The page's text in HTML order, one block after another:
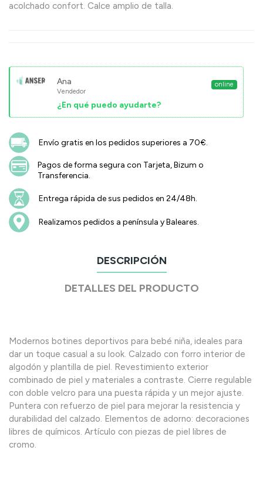
acolchado confort. Calce amplio de talla.
Ana
Vendedor
¿En qué puedo ayudarte?
online
Envío gratis en los pedidos superiores a 70€.
Pagos de forma segura con Tarjeta, Bizum o
Transferencia.
Entrega rápida de sus pedidos en 24/48h.
Realizamos pedidos a península y Baleares.
DESCRIPCIÓN
DETALLES DEL PRODUCTO
Modernos botines deportivos para bebé niña, ideales para
dar un toque casual a su look. Calzado con forro interior de
algodón y plantilla de piel. Revestimiento exterior
combinado de piel y materiales a contraste. Cierre regulable
con doble velcro para una puesta rápida y un mejor ajuste.
Puntera con refuerzo de piel para mejorar la resistencia y
durabilidad del calzado. Elementos de adorno: decoraciones
libres de químicos. Artículo con piezas de piel libres de
cromo.